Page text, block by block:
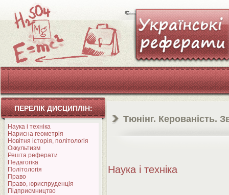
ПЕРЕЛІК ДИСЦИПЛІН:
Наука і техніка
Нарисна геометрія
Новітня історія, політологія
Оккультизм
Решта реферати
Педагогіка
Політологія
Право
Право, юриспруденція
Підприємництво
Тюнінг. Керованість.
Наука і техніка